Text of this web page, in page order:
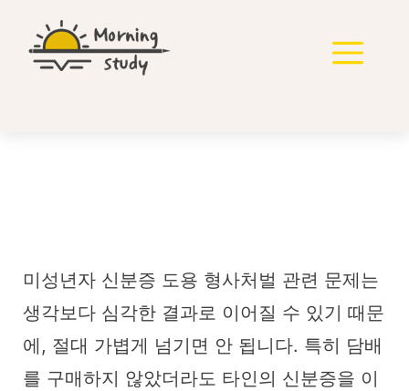
메
미성년자 신분증 도용 형사처벌 관련 문제는
생각보다 심각한 결과로 이어질 수 있기 때문
에, 절대 가볍게 넘기면 안 됩니다. 특히 담배
를 구매하지 않았더라도 타인의 신분증을 이